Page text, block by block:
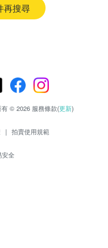
再搜尋
© 2026 服務條款(更新)
| 拍賣使用規範
安全